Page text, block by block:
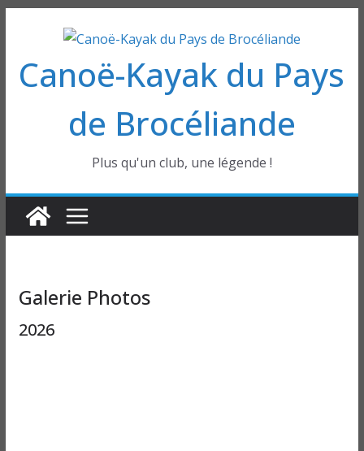
contenu
Canoë-Kayak du Pays
de Brocéliande
Plus qu'un club, une légende !
Galerie Photos
2026